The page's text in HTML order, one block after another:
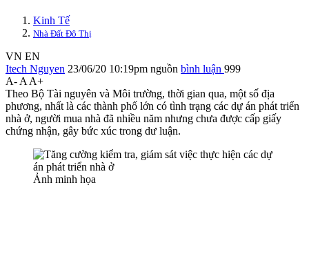
Kinh Tế
Nhà Đất Đô Thị
VN EN
Itech Nguyen 23/06/20 10:19pm nguồn bình luận 999
A- A A+
Theo Bộ Tài nguyên và Môi trường, thời gian qua, một số địa
phương, nhất là các thành phố lớn có tình trạng các dự án phát triển
nhà ở, người mua nhà đã nhiều năm nhưng chưa được cấp giấy
chứng nhận, gây bức xúc trong dư luận.
Ảnh minh họa